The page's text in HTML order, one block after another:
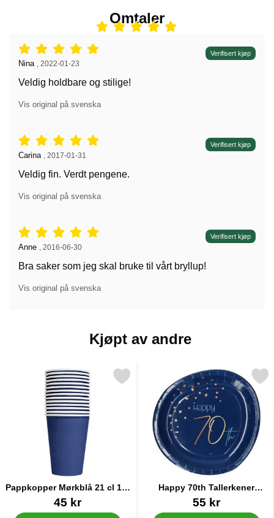
Omtaler
Vurdering: 5 stjerne av 5, Verifisert kjøp
Anmeldelse av:
Nina 2022-01-23
Veldig holdbare og stilige!
Vis original på svenska
Vurdering: 5 stjerne av 5, Verifisert kjøp
Anmeldelse av:
Carina 2017-01-31
Veldig fin. Verdt pengene.
Vis original på svenska
Vurdering: 5 stjerne av 5, Verifisert kjøp
Anmeldelse av:
Anne 2016-06-30
Bra saker som jeg skal bruke til vårt bryllup!
Vis original på svenska
Kjøpt av andre
Pappkopper Mørkblå 21 cl 14-
pakning
Varenummer 83138
45 kr
Merk pappkopper Mørkblå 21 cl 14-pakning som favoritt
Happy 70th Tallerkener
Mørkeblå
Varenummer 22554
55 kr
Merk happy 70th